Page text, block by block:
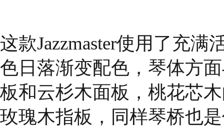
这款Jazzmaster使用了充
色日落渐变配色，琴体方
板和云杉木面板，桃花芯
玫瑰木指板，同样琴桥也